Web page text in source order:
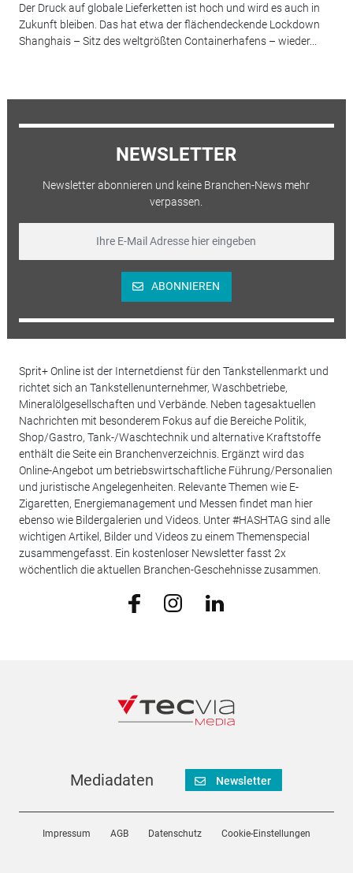
Der Druck auf globale Lieferketten ist hoch und wird es auch in
Zukunft bleiben. Das hat etwa der flächendeckende Lockdown
Shanghais – Sitz des weltgrößten Containerhafens – wieder...
NEWSLETTER
Newsletter abonnieren und keine Branchen-News mehr
verpassen.
ABONNIEREN
Sprit+ Online ist der Internetdienst für den Tankstellenmarkt und
richtet sich an Tankstellenunternehmer, Waschbetriebe,
Mineralölgesellschaften und Verbände. Neben tagesaktuellen
Nachrichten mit besonderem Fokus auf die Bereiche Politik,
Shop/Gastro, Tank-/Waschtechnik und alternative Kraftstoffe
enthält die Seite ein Branchenverzeichnis. Ergänzt wird das
Online-Angebot um betriebswirtschaftliche Führung/Personalien
und juristische Angelegenheiten. Relevante Themen wie E-
Zigaretten, Energiemanagement und Messen findet man hier
ebenso wie Bildergalerien und Videos. Unter #HASHTAG sind alle
wichtigen Artikel, Bilder und Videos zu einem Themenspecial
zusammengefasst. Ein kostenloser Newsletter fasst 2x
wöchentlich die aktuellen Branchen-Geschehnisse zusammen.
Mediadaten Newsletter
Impressum AGB Datenschutz Cookie-Einstellungen